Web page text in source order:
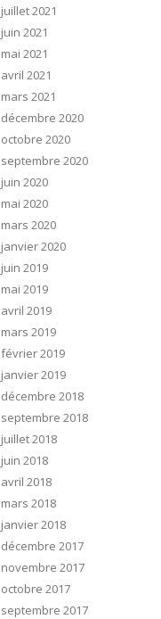
juillet 2021
juin 2021
mai 2021
avril 2021
mars 2021
décembre 2020
octobre 2020
septembre 2020
juin 2020
mai 2020
mars 2020
janvier 2020
juin 2019
mai 2019
avril 2019
mars 2019
février 2019
janvier 2019
décembre 2018
septembre 2018
juillet 2018
juin 2018
avril 2018
mars 2018
janvier 2018
décembre 2017
novembre 2017
octobre 2017
septembre 2017